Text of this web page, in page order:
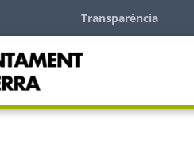
Transparència